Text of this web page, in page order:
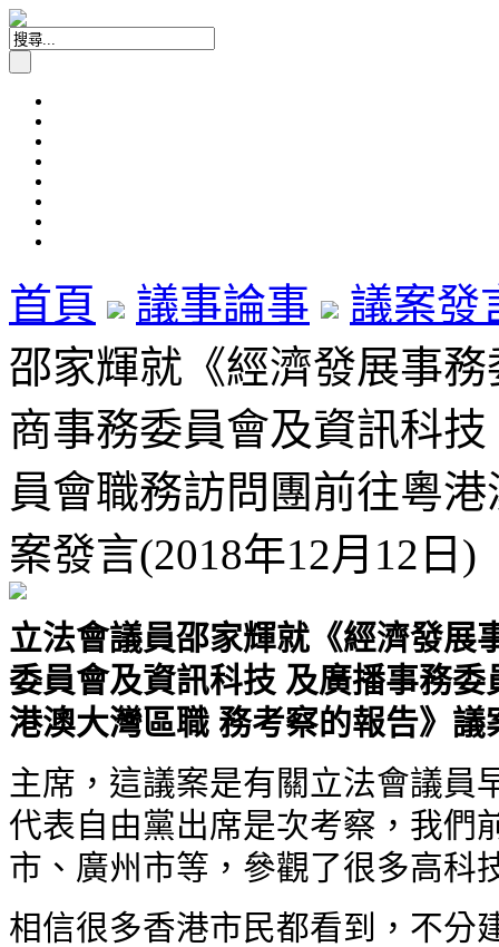
首頁 議事論事
議案發
邵家輝就《經濟發展事
商事務委員會及資訊科
員會職務訪問團前往粵
案發言(2018年12月12日)
立法會議員邵家輝就《經濟發展
委員會及資訊科技 及廣播事務
港澳大灣區職 務考察的報告》議
主席，這議案是有關立法會議員
代表自由黨出席是次考察，我們
市、廣州市等，參觀了很多高科
相信很多香港市民都看到，不分